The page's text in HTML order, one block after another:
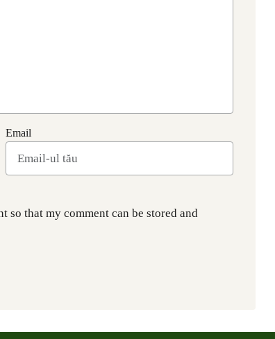
Email
so that my comment can be stored and